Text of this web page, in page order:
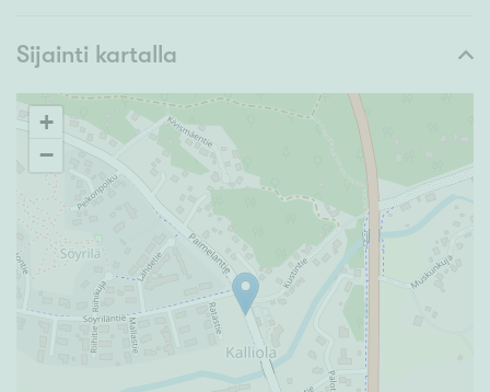
Sijainti kartalla
+
−